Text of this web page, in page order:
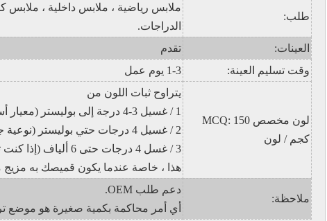
طلب:
ملابس رياضية ، ملابس داخلية ، ملابس
الدراجات.
العينات:
تقدم
وقت تسليم العينة:
1-3 يوم عمل
لون مخصص MCQ: 150
كجم / لون
يتراوح ثبات اللون من
1 / غسيل 3-4 درجة إلى بوليستر (معيار أساسي)
2 / غسيل 4 درجات حتي بوليستر (نوعية جيدة)
3 / غسل 4 درجات حتى 6
هذا ، خاصة عندما يكون قميصك به مزيج
ملاحظة:
دعم طلب OEM.
أي أمر محاكمة بكمية صغيرة هو موضع